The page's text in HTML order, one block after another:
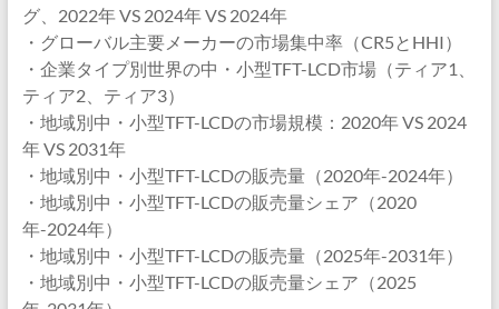
グ、2022年 VS 2024年 VS 2024年
・グローバル主要メーカーの市場集中率（CR5とHHI）
・企業タイプ別世界の中・小型TFT-LCD市場（ティア1、
ティア2、ティア3）
・地域別中・小型TFT-LCDの市場規模：2020年 VS 2024
年 VS 2031年
・地域別中・小型TFT-LCDの販売量（2020年-2024年）
・地域別中・小型TFT-LCDの販売量シェア（2020
年-2024年）
・地域別中・小型TFT-LCDの販売量（2025年-2031年）
・地域別中・小型TFT-LCDの販売量シェア（2025